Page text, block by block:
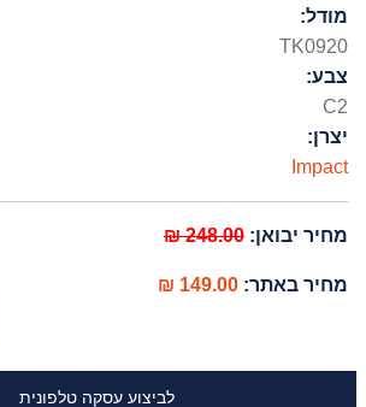
מודל:
TK0920
צבע:
C2
יצרן:
Impact
מחיר יבואן:248.00 ₪
מחיר באתר:149.00 ₪
לביצוע עסקה טלפונית